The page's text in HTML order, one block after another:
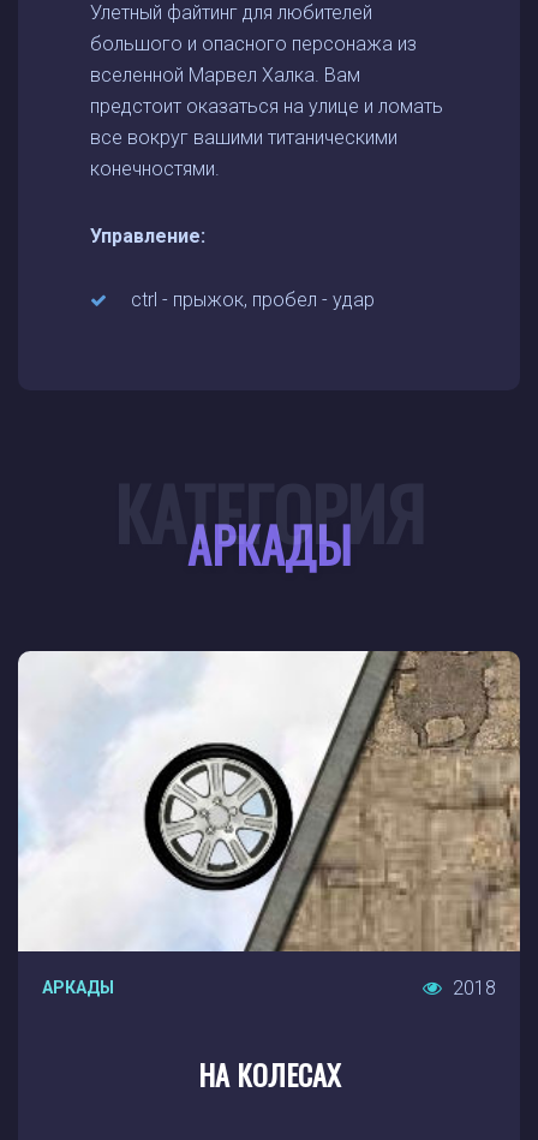
Улетный файтинг для любителей
большого и опасного персонажа из
вселенной Марвел Халка. Вам
предстоит оказаться на улице и ломать
все вокруг вашими титаническими
конечностями.
Управление:
ctrl - прыжок, пробел - удар
АРКАДЫ
КАТЕГОРИЯ
АРКАДЫ 2018
НА КОЛЕСАХ